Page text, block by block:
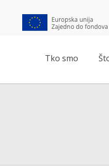
Tko smo